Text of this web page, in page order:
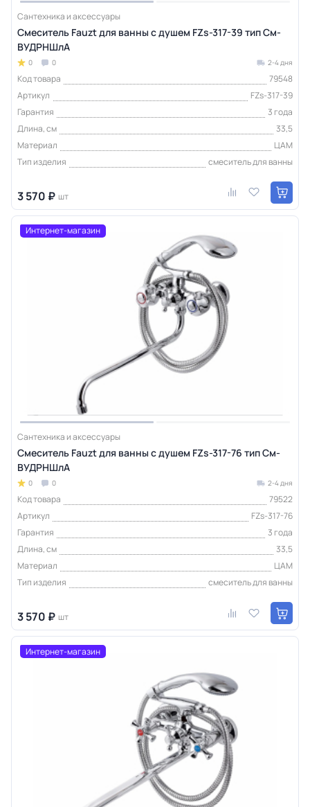
Сантехника и аксессуары
Смеситель Fauzt для ванны с душем FZs-317-39 тип См-
ВУДРНШлА
0 0 2-4 дня
Код товара
79548
Артикул
FZs-317-39
Гарантия
3 года
Длина, см
33,5
Материал
ЦАМ
Тип изделия
смеситель для ванны
3 570 ₽ шт
Интернет-магазин
Сантехника и аксессуары
Смеситель Fauzt для ванны с душем FZs-317-76 тип См-
ВУДРНШлА
0 0 2-4 дня
Код товара
79522
Артикул
FZs-317-76
Гарантия
3 года
Длина, см
33,5
Материал
ЦАМ
Тип изделия
смеситель для ванны
3 570 ₽ шт
Интернет-магазин